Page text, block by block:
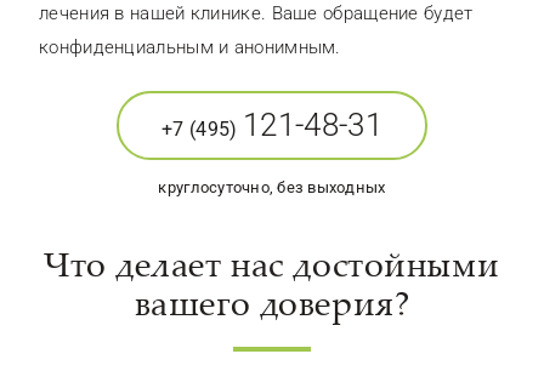
лечения в нашей клинике. Ваше обращение будет
конфиденциальным и анонимным.
+7 (495) 121-48-31
круглосуточно, без выходных
Что делает нас достойными
вашего доверия?